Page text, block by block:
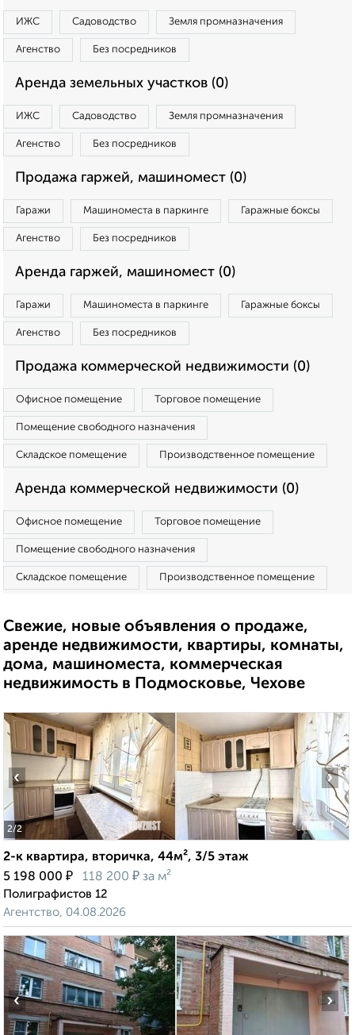
ИЖС Садоводство Земля промназначения
Агенство Без посредников
Аренда земельных участков (0)
ИЖС Садоводство Земля промназначения
Агенство Без посредников
Продажа гаржей, машиномест (0)
Гаражи Машиноместа в паркинге Гаражные боксы
Агенство Без посредников
Аренда гаржей, машиномест (0)
Гаражи Машиноместа в паркинге Гаражные боксы
Агенство Без посредников
Продажа коммерческой недвижимости (0)
Офисное помещение Торговое помещение
Помещение свободного назначения
Складское помещение Производственное помещение
Аренда коммерческой недвижимости (0)
Офисное помещение Торговое помещение
Помещение свободного назначения
Складское помещение Производственное помещение
Свежие, новые объявления о продаже,
аренде недвижимости, квартиры, комнаты,
дома, машиноместа, коммерческая
недвижимость в Подмосковье, Чехове
2/2
‹ ›
2-к квартира, вторичка, 44м², 3/5 этаж
5 198 000 ₽ 118 200 ₽ за м²
Полиграфистов 12
Агентство, 04.08.2026
‹ ›